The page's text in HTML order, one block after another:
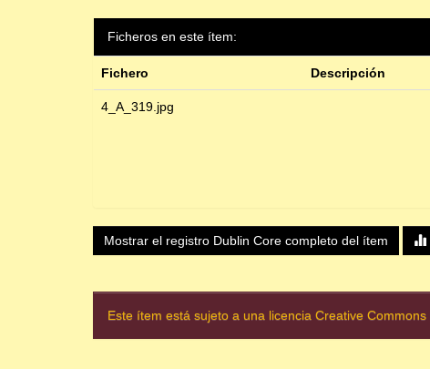
Ficheros en este ítem:
Fichero Descripción
4_A_319.jpg
Mostrar el registro Dublin Core completo del ítem
Este ítem está sujeto a una licencia Creative Commons